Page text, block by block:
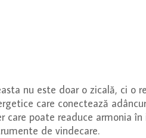
nu este doar o zicală, ci o
care conectează
poate readuce armonia
de vindecare.